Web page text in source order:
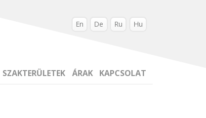
SZAKTERÜLETEK ÁRAK KAPCSOLAT
En De Ru Hu